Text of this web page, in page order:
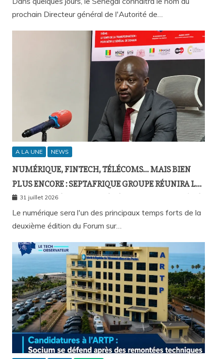
prochain Directeur général de l'Autorité de…
A LA UNE NEWS
NUMÉRIQUE, FINTECH, TÉLÉCOMS… MAIS BIEN
PLUS ENCORE : SEPTAFRIQUE GROUPE RÉUNIRA LE
GOTHA DE L’ÉCONOMIE SÉNÉGALAISE LE 10 AOÛT À
DAKAR
31 juillet 2026
Le numérique sera l'un des principaux temps forts de la
deuxième édition du Forum sur…